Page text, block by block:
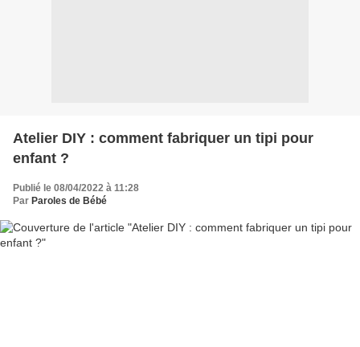
Atelier DIY : comment fabriquer un tipi pour
enfant ?
Publié le 08/04/2022 à 11:28
Par Paroles de Bébé